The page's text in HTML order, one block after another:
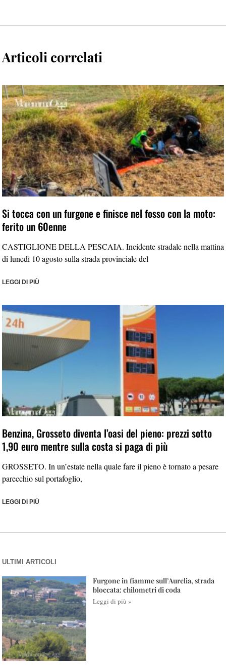
Articoli correlati
Si tocca con un furgone e finisce nel fosso con la moto:
ferito un 60enne
CASTIGLIONE DELLA PESCAIA. Incidente stradale nella mattina
di lunedì 10 agosto sulla strada provinciale del
LEGGI DI PIÙ
Benzina, Grosseto diventa l’oasi del pieno: prezzi sotto
1,90 euro mentre sulla costa si paga di più
GROSSETO. In un’estate nella quale fare il pieno è tornato a pesare
parecchio sul portafoglio,
LEGGI DI PIÙ
ULTIMI ARTICOLI
Furgone in fiamme sull’Aurelia, strada
bloccata: chilometri di coda
Leggi di più »